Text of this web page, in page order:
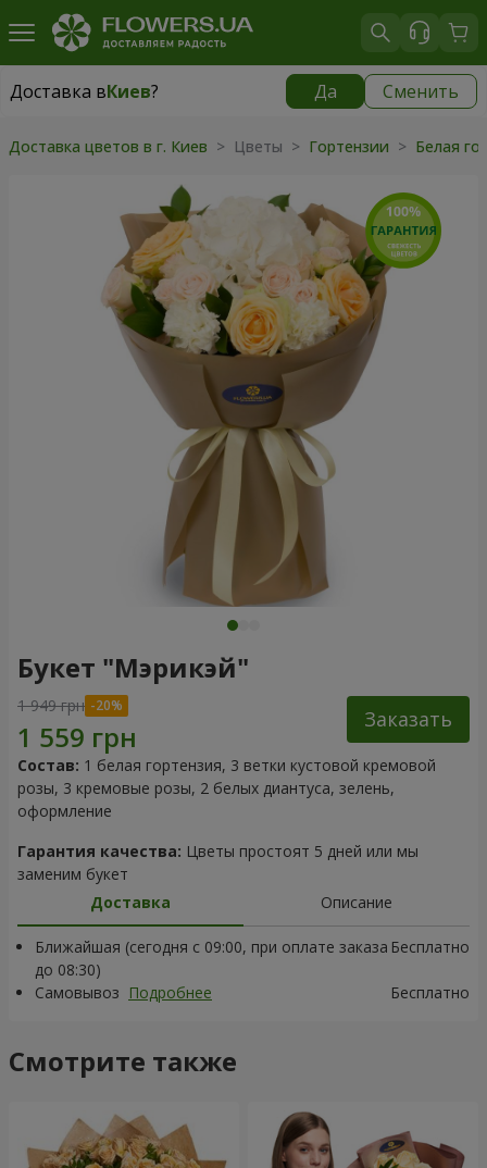
Доставка вКиев? Да Сменить
Доставка вКиев
Доставка цветов в г. Киев > Цветы > Гортензии > Белая
Букет "Мэрикэй"
1 949 грн
Заказать
Состав: 1 белая гортензия, 3 ветки кустовой кремовой
розы, 3 кремовые розы, 2 белых диантуса, зелень,
оформление
Гарантия качества: Цветы простоят 5 дней или мы
заменим букет
Доставка
Описание
Ближайшая (сегодня с 09:00, при оплате заказа
до 08:30)
Бесплатно
Самовывоз Подробнее Бесплатно
Смотрите также